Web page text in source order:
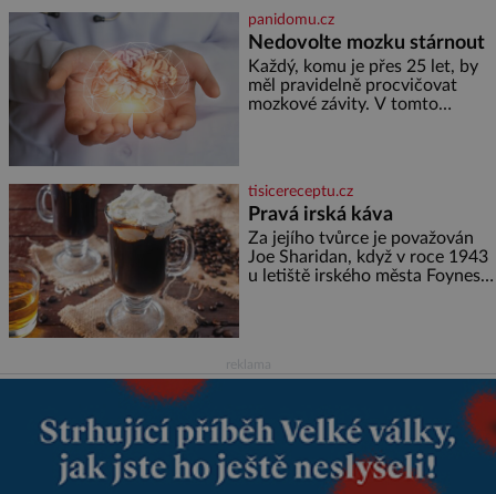
ale doprovázena ohromným
dědictvím
panidomu.cz
Nedovolte mozku stárnout
Každý, komu je přes 25 let, by
měl pravidelně procvičovat
mozkové závity. V tomto
marně v paměti lovíte název
knížky, kterou jste nedávno
přečetli. Je to opravdu tak, s
věkem jako kdyby se paměť
rozhodla stávkovat. Cvičte
tisicereceptu.cz
Pravá irská káva
Za jejího tvůrce je považován
Joe Sharidan, když v roce 1943
u letiště irského města Foynes